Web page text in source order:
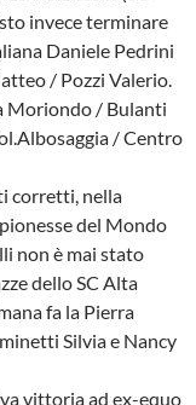
invece terminare
Daniele Pedrini
/ Pozzi Valerio.
Moriondo / Bulanti
/ Centro
corretti, nella
del Mondo
non è mai stato
dello SC Alta
fa la Pierra
Silvia e Nancy
vittoria ad ex-equo